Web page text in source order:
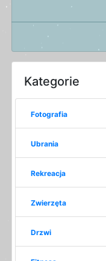
Kategorie
Fotografia
Ubrania
Rekreacja
Zwierzęta
Drzwi